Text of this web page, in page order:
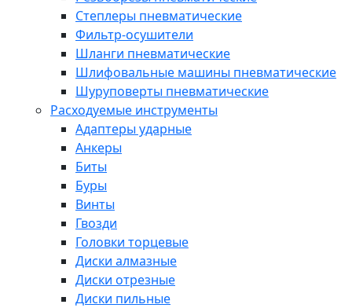
Степлеры пневматические
Фильтр-осушители
Шланги пневматические
Шлифовальные машины пневматические
Шуруповерты пневматические
Расходуемые инструменты
Адаптеры ударные
Анкеры
Биты
Буры
Винты
Гвозди
Головки торцевые
Диски алмазные
Диски отрезные
Диски пильные